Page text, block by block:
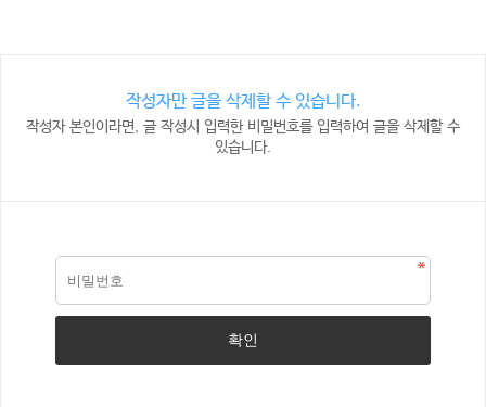
작성자만 글을 삭제할 수 있습니다.
작성자 본인이라면, 글 작성시 입력한 비밀번호를 입력하여 글을 삭제할 수
있습니다.